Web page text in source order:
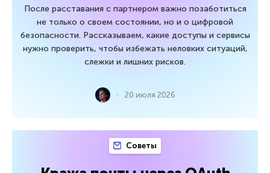
После расставания с партнером важно позаботиться
не только о своем состоянии, но и о цифровой
безопасности. Рассказываем, какие доступы и сервисы
нужно проверить, чтобы избежать неловких ситуаций,
слежки и лишних рисков.
20 июля 2026
Советы